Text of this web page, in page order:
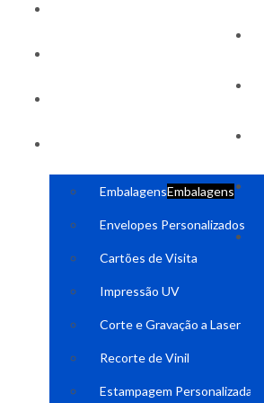
EmbalagensEmbalagens
Envelopes Personalizados
Cartões de Visita
Impressão UV
Corte e Gravação a Laser
Recorte de Vinil
Estampagem Personalizada